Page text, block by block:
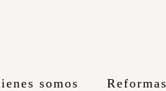
somos Reformas